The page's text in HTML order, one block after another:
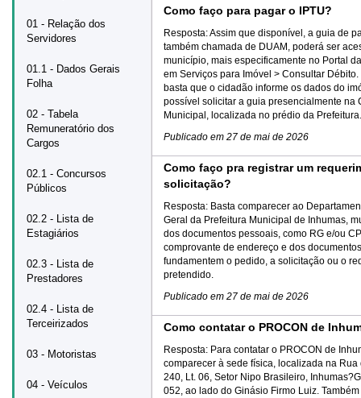
01 - Relação dos
Servidores
01.1 - Dados Gerais
Folha
02 - Tabela
Remuneratório dos
Cargos
02.1 - Concursos
Públicos
02.2 - Lista de
Estagiários
02.3 - Lista de
Prestadores
02.4 - Lista de
Terceirizados
03 - Motoristas
04 - Veículos
Como faço para pagar o IPTU?
Resposta:Assim que disponível, a guia de
também chamada de DUAM, poderá ser
município, mais especificamente no Portal
em Serviços para Imóvel > Consultar
basta que o cidadão informe os dados do
possível solicitar a guia presencialmente na
Municipal, localizada no prédio da Prefeitura.
Publicado em 27 de mai de 2026
Como faço pra registrar um
solicitação?
Resposta: Basta comparecer ao
Geral da Prefeitura Municipal de Inhumas,
dos documentos pessoais, como RG e/ou
comprovante de endereço e dos
fundamentem o pedido, a solicitação ou o
pretendido.
Publicado em 27 de mai de 2026
Como contatar o PROCON de
Resposta: Para contatar o PROCON de
comparecer à sede física, localizada na Rua
240, Lt. 06, Setor Nipo Brasileiro,
052, ao lado do Ginásio Firmo Luiz.